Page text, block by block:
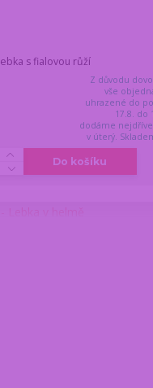
s fialovou růží
Z důvodu
vše
uhrazené do
17.8. do
dodáme nejdříve
v úterý.
Do košíku